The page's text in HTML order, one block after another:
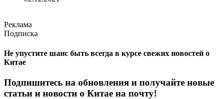
Реклама
Подписка
Не упустите шанс быть всегда в курсе свежих новостей о
Китае
Подпишитесь на обновления и получайте новые
статьи и новости о Китае на почту!